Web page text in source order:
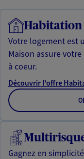
Habitation
Votre logement est
Maison assure
à coeur.
Découvrir l'offre
Gagnez en